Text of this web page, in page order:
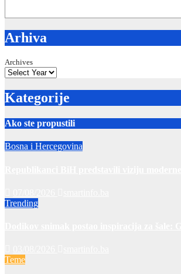
Arhiva
Archives
Kategorije
Ako ste propustili
Bosna i Hercegovina
Trending
Teme